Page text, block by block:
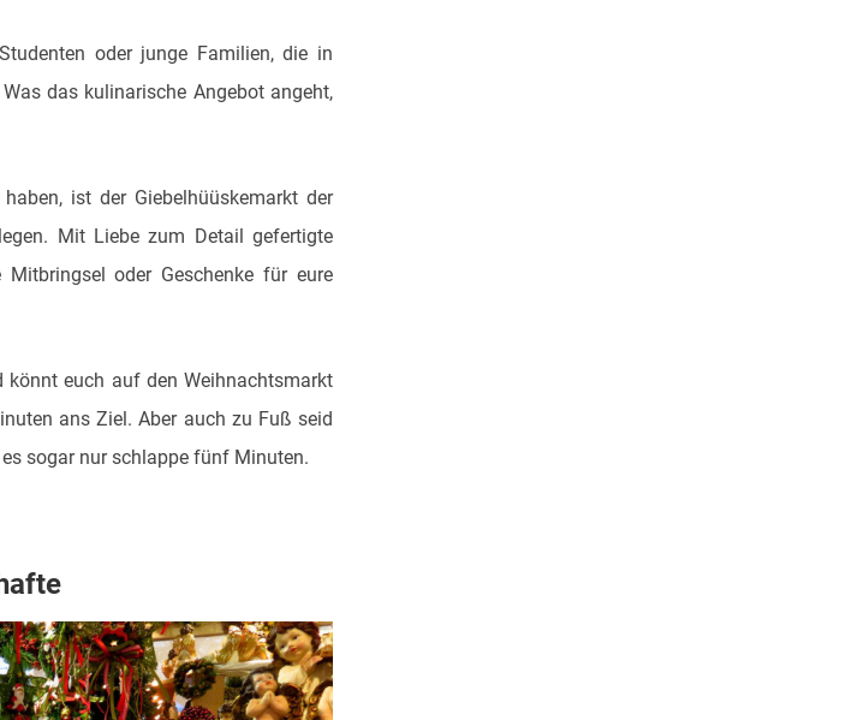
oder junge Familien, die in
das kulinarische Angebot angeht,
ist der Giebelhüüskemarkt der
Mit Liebe zum Detail gefertigte
oder Geschenke für eure
euch auf den Weihnachtsmarkt
ans Ziel. Aber auch zu Fuß seid
sogar nur schlappe fünf Minuten.